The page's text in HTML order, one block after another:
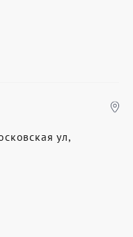
ул,